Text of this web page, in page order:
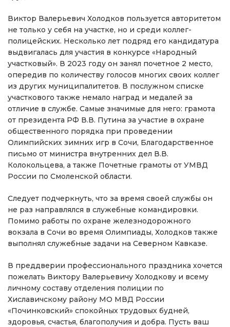
Виктор Валерьевич Холодков пользуется авторитетом
не только у себя на участке, но и среди коллег-
полицейских. Несколько лет подряд его кандидатура
выдвигалась для участия в конкурсе «Народный
участковый». В 2023 году он занял почетное 2 место,
опередив по количеству голосов многих своих коллег
из других муниципалитетов. В послужном списке
участкового также немало наград и медалей за
отличие в службе. Самые значимые для него: грамота
от президента РФ В.В. Путина за участие в охране
общественного порядка при проведении
Олимпийских зимних игр в Сочи, Благодарственное
письмо от министра внутренних дел В.В.
Колокольцева, а также Почетные грамоты от УМВД
России по Смоленской области.
Следует подчеркнуть, что за время своей службы он
не раз направлялся в служебные командировки.
Помимо работы по охране железнодорожного
вокзала в Сочи во время Олимпиады, Холодков также
выполнял служебные задачи на Северном Кавказе.
В преддверии профессионального праздника хочется
пожелать Виктору Валерьевичу Холодкову и всему
личному составу отделения полиции по
Хиславичскому району МО МВД России
«Починковский» спокойных трудовых будней,
здоровья, счастья, благополучия и добра. Пусть ваш